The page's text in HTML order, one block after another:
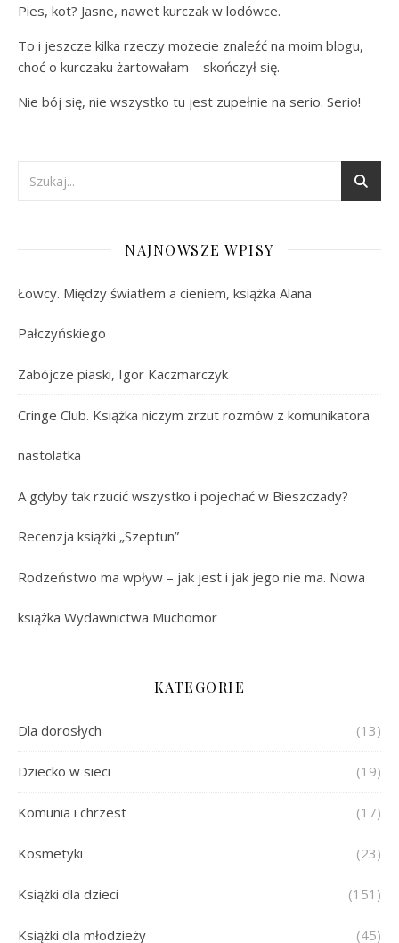
Pies, kot? Jasne, nawet kurczak w lodówce.
To i jeszcze kilka rzeczy możecie znaleźć na moim blogu,
choć o kurczaku żartowałam – skończył się.
Nie bój się, nie wszystko tu jest zupełnie na serio. Serio!
NAJNOWSZE WPISY
Łowcy. Między światłem a cieniem, książka Alana
Pałczyńskiego
Zabójcze piaski, Igor Kaczmarczyk
Cringe Club. Książka niczym zrzut rozmów z komunikatora
nastolatka
A gdyby tak rzucić wszystko i pojechać w Bieszczady?
Recenzja książki „Szeptun”
Rodzeństwo ma wpływ – jak jest i jak jego nie ma. Nowa
książka Wydawnictwa Muchomor
KATEGORIE
Dla dorosłych (13)
Dziecko w sieci (19)
Komunia i chrzest (17)
Kosmetyki (23)
Książki dla dzieci (151)
Książki dla młodzieży (45)